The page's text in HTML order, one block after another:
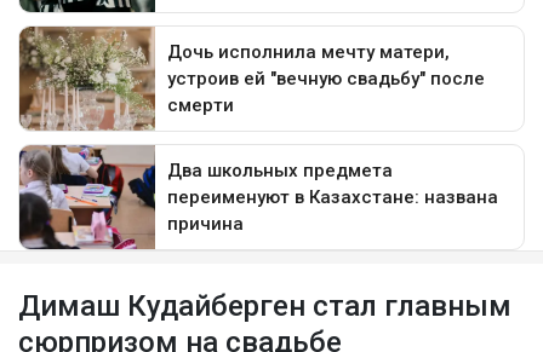
Димаш Кудайберген стал главным
сюрпризом на свадьбе